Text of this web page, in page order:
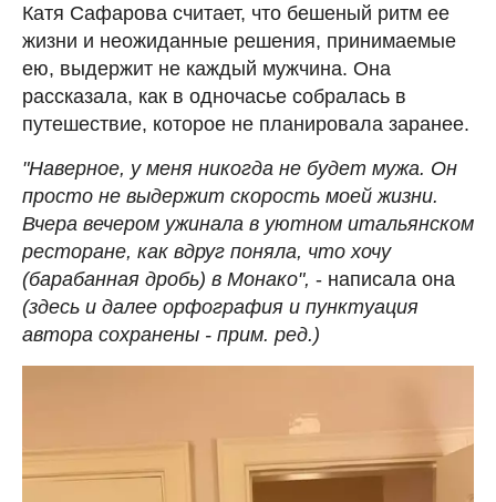
Катя Сафарова считает, что бешеный ритм ее
жизни и неожиданные решения, принимаемые
ею, выдержит не каждый мужчина. Она
рассказала, как в одночасье собралась в
путешествие, которое не планировала заранее.
"Наверное, у меня никогда не будет мужа. Он
просто не выдержит скорость моей жизни.
Вчера вечером ужинала в уютном итальянском
ресторане, как вдруг поняла, что хочу
(барабанная дробь) в Монако", - написала она
(здесь и далее орфография и пунктуация
автора сохранены - прим. ред.)